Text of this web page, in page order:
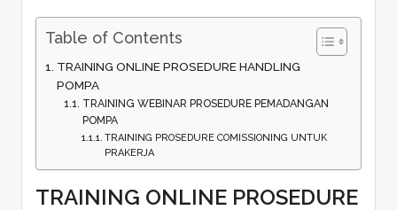
Table of Contents
TRAINING ONLINE PROSEDURE HANDLING
POMPA
TRAINING WEBINAR PROSEDURE PEMADANGAN
POMPA
TRAINING PROSEDURE COMISSIONING UNTUK
PRAKERJA
TRAINING ONLINE PROSEDURE